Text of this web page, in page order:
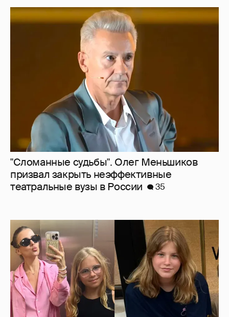
"Сломанные судьбы". Олег Меньшиков
призвал закрыть неэффективные
театральные вузы в России
35